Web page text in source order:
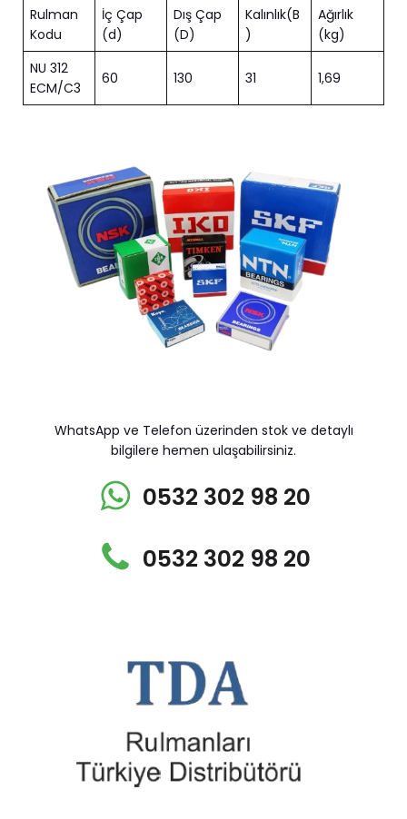
Rulman
Kodu
İç Çap
(d)
Dış Çap
(D)
Kalınlık(B
)
Ağırlık
(kg)
NU 312
ECM/C3
60 130 31 1,69
WhatsApp ve Telefon üzerinden stok ve detaylı
bilgilere hemen ulaşabilirsiniz.
0532 302 98 20
0532 302 98 20